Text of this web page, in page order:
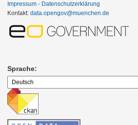
Impressum - Datenschutzerklärung
Kontakt: data.opengov@muenchen.de
Sprache